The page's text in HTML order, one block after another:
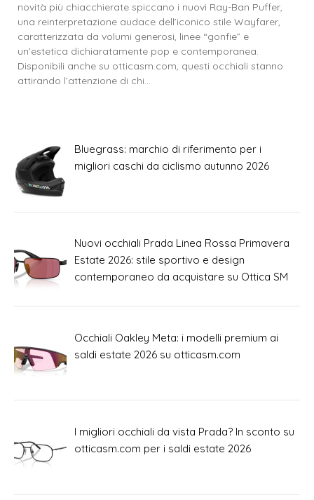
novità più chiacchierate spiccano i nuovi Ray-Ban Puffer,
una reinterpretazione audace dell’iconico stile Wayfarer,
caratterizzata da volumi generosi, linee “gonfie” e
un’estetica dichiaratamente pop e contemporanea.
Disponibili anche su otticasm.com, questi occhiali stanno
attirando l’attenzione di chi…
Bluegrass: marchio di riferimento per i
migliori caschi da ciclismo autunno 2026
Nuovi occhiali Prada Linea Rossa Primavera
Estate 2026: stile sportivo e design
contemporaneo da acquistare su Ottica SM
Occhiali Oakley Meta: i modelli premium ai
saldi estate 2026 su otticasm.com
I migliori occhiali da vista Prada? In sconto su
otticasm.com per i saldi estate 2026